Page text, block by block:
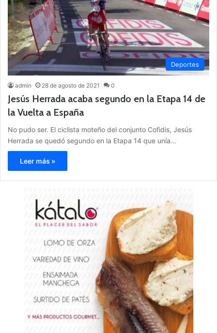
Deportes
admin 28 de agosto de 2021 0
Jesús Herrada acaba segundo en la Etapa 14 de
la Vuelta a España
No pudo ser. El ciclista moteño del conjunto Cofidis, Jesús
Herrada se quedó segundo en la Etapa 14 que unía…
Leer más »